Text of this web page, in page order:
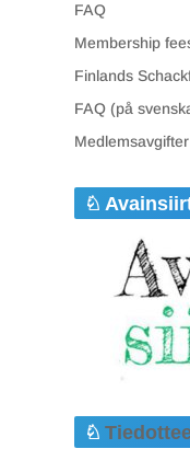
FAQ
Membership
Finlands
FAQ (på